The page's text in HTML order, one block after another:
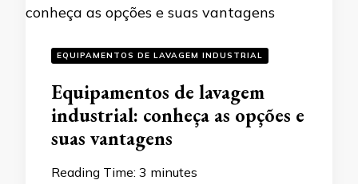
EQUIPAMENTOS DE LAVAGEM INDUSTRIAL
Equipamentos de lavagem
industrial: conheça as opções e
suas vantagens
Reading Time: 3 minutes